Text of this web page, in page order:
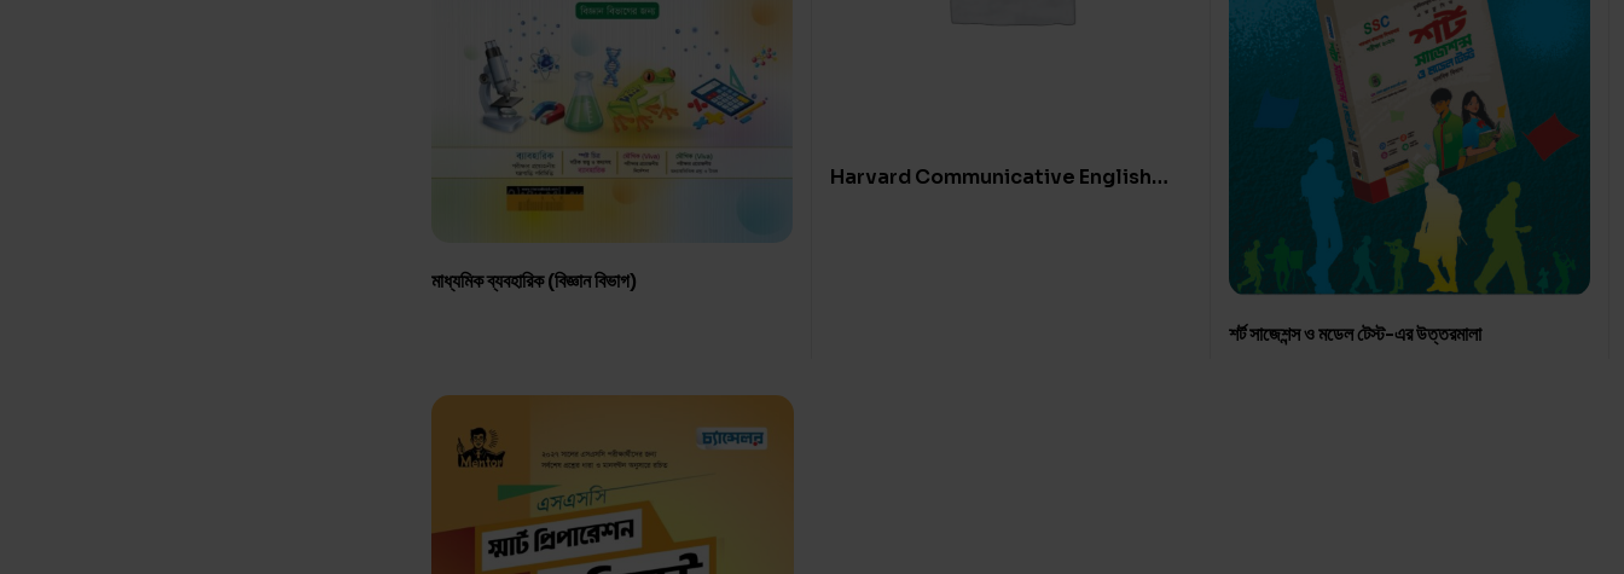
মাধ্যমিক ব্যবহারিক (বিজ্ঞান বিভাগ)
Harvard Communicative English
শর্ট সাজেশন্স ও মডেল টেস্ট-এর উত্তরমালা